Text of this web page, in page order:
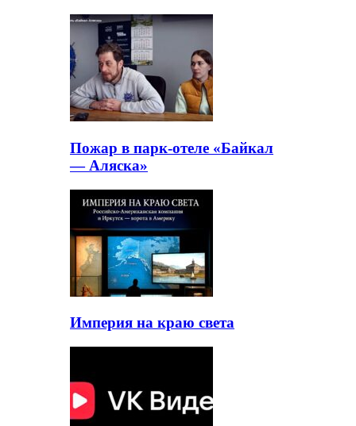
Пожар в парк-отеле «Байкал
— Аляска»
Империя на краю света